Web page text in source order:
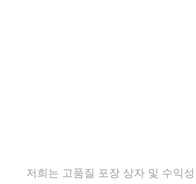
저희는 고품질 포장 상자 및 수익